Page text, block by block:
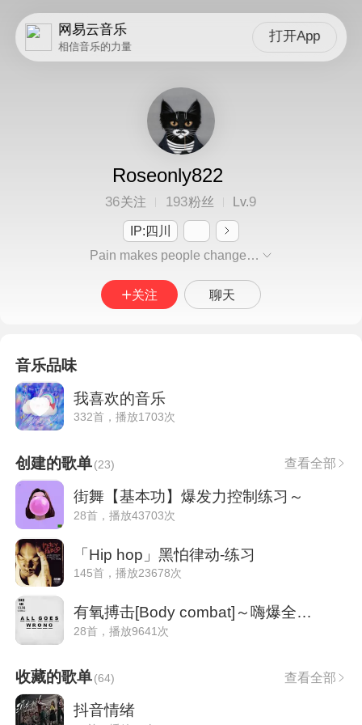
网易云音乐
相信音乐的力量
打开App
Roseonly822
36关注 193粉丝 Lv.9
IP:四川
Pain makes people change…
关注 聊天
音乐品味
我喜欢的音乐
332首，播放1703次
创建的歌单(23) 查看全部
街舞【基本功】爆发力控制练习～
28首，播放43703次
「Hip hop」黑怕律动-练习
145首，播放23678次
有氧搏击[Body combat]～嗨爆全场！
28首，播放9641次
收藏的歌单(64) 查看全部
抖音情绪